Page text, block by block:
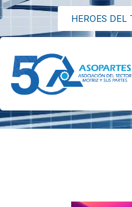
HEROES DEL